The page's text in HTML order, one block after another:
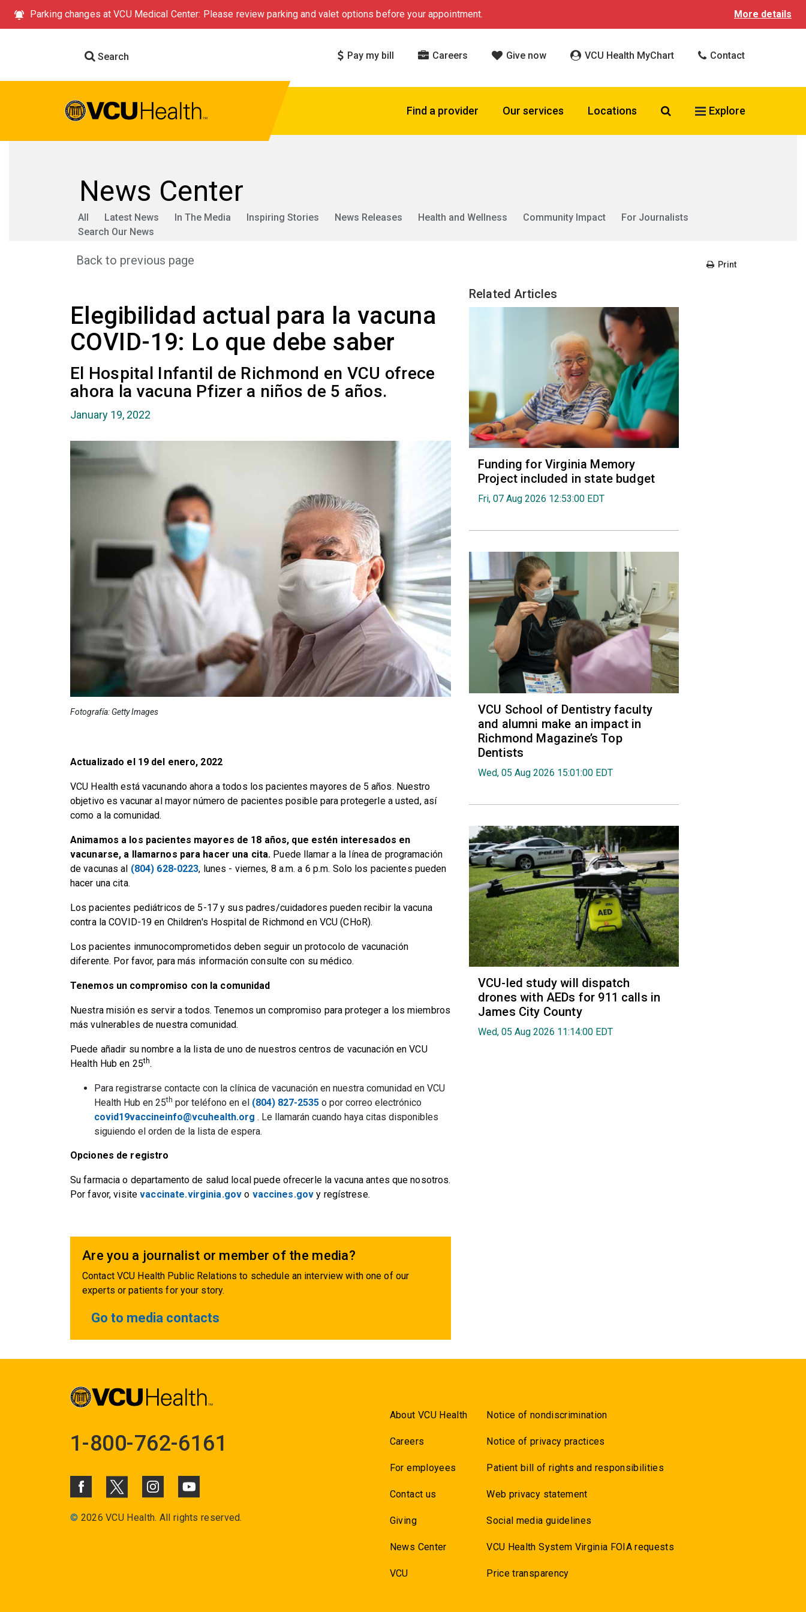
Parking changes at VCU Medical Center: Please review parking and valet options before your appointment. More details
Search Pay my bill Careers Give now VCU Health MyChart Contact
Find a provider Our services Locations Search VCU Health
Explore
News Center
All Latest News In The Media Inspiring Stories News Releases Health and Wellness Community Impact
For Journalists
Search Our News
Back to previous page Print
Elegibilidad actual para la vacuna
COVID-19: Lo que debe saber
El Hospital Infantil de Richmond en VCU ofrece
ahora la vacuna Pfizer a niños de 5 años.
January 19, 2022
Fotografía: Getty Images
Actualizado el 19 del enero, 2022
VCU Health está vacunando ahora a todos los pacientes mayores de 5 años. Nuestro
objetivo es vacunar al mayor número de pacientes posible para protegerle a usted, así
como a la comunidad.
Animamos a los pacientes mayores de 18 años, que estén interesados en
vacunarse, a llamarnos para hacer una cita. Puede llamar a la línea de programación
de vacunas al (804) 628-0223, lunes - viernes, 8 a.m. a 6 p.m. Solo los pacientes pueden
hacer una cita.
Los pacientes pediátricos de 5-17 y sus padres/cuidadores pueden recibir la vacuna
contra la COVID-19 en Children's Hospital de Richmond en VCU (CHoR).
Los pacientes inmunocomprometidos deben seguir un protocolo de vacunación
diferente. Por favor, para más información consulte con su médico.
Tenemos un compromiso con la comunidad
Nuestra misión es servir a todos. Tenemos un compromiso para proteger a los miembros
más vulnerables de nuestra comunidad.
Puede añadir su nombre a la lista de uno de nuestros centros de vacunación en VCU
Health Hub en 25th.
Para registrarse contacte con la clínica de vacunación en nuestra comunidad en VCU
Health Hub en 25th por teléfono en el (804) 827-2535 o por correo electrónico
covid19vaccineinfo@vcuhealth.org . Le llamarán cuando haya citas disponibles
siguiendo el orden de la lista de espera.
Opciones de registro
Su farmacia o departamento de salud local puede ofrecerle la vacuna antes que nosotros.
Por favor, visitevaccinate.virginia.gov o vaccines.gov y regístrese.
Are you a journalist or member of the media?
Contact VCU Health Public Relations to schedule an interview with one of our
experts or patients for your story.
Go to media contacts
Related Articles
Funding for Virginia Memory
Project included in state budget
Fri, 07 Aug 2026 12:53:00 EDT
VCU School of Dentistry faculty
and alumni make an impact in
Richmond Magazine’s Top
Dentists
Wed, 05 Aug 2026 15:01:00 EDT
VCU-led study will dispatch
drones with AEDs for 911 calls in
James City County
Wed, 05 Aug 2026 11:14:00 EDT
1-800-762-6161
© 2026 VCU Health. All rights reserved.
About VCU Health
Careers
For employees
Contact us
Giving
News Center
VCU
Notice of nondiscrimination
Notice of privacy practices
Patient bill of rights and responsibilities
Web privacy statement
Social media guidelines
VCU Health System Virginia FOIA requests
Price transparency